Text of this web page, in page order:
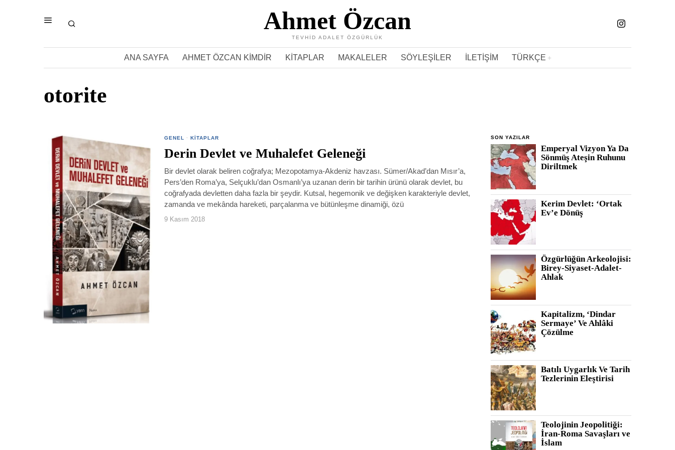
Ahmet Özcan
TEVHID ADALET ÖZGÜRLÜK
ANA SAYFA AHMET ÖZCAN KIMDIR KITAPLAR MAKALELER SÖYLEŞILER İLETIŞIM TÜRKÇE
otorite
GENEL · KITAPLAR
Derin Devlet ve Muhalefet Geleneği
Bir devlet olarak beliren coğrafya; Mezopotamya-Akdeniz havzası. Sümer/Akad’dan Mısır’a,
Pers’den Roma’ya, Selçuklu’dan Osmanlı’ya uzanan derin bir tarihin ürünü olarak devlet, bu
coğrafyada devletten daha fazla bir şeydir. Kutsal, hegemonik ve değişken karakteriyle devlet,
zamanda ve mekânda hareketi, parçalanma ve bütünleşme dinamiği, özü
9 Kasım 2018
SON YAZILAR
Emperyal Vizyon Ya Da
Sönmüş Ateşin Ruhunu
Diriltmek
Kerim Devlet: ‘Ortak
Ev’e Dönüş
Özgürlüğün Arkeolojisi:
Birey-Siyaset-Adalet-
Ahlak
Kapitalizm, ‘Dindar
Sermaye’ Ve Ahlâki
Çözülme
Batılı Uygarlık Ve Tarih
Tezlerinin Eleştirisi
Teolojinin Jeopolitiği:
İran-Roma Savaşları ve
İslam